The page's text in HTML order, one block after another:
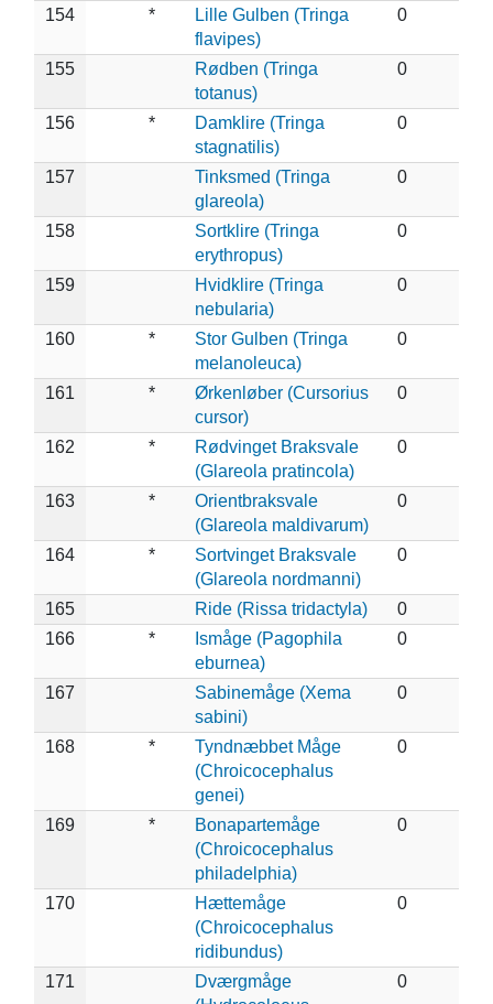
154 *
Lille Gulben (Tringa
flavipes)
0
155
Rødben (Tringa
totanus)
0
156 *
Damklire (Tringa
stagnatilis)
0
157
Tinksmed (Tringa
glareola)
0
158
Sortklire (Tringa
erythropus)
0
159
Hvidklire (Tringa
nebularia)
0
160 *
Stor Gulben (Tringa
melanoleuca)
0
161 *
Ørkenløber (Cursorius
cursor)
0
162 *
Rødvinget Braksvale
(Glareola pratincola)
0
163 *
Orientbraksvale
(Glareola maldivarum)
0
164 *
Sortvinget Braksvale
(Glareola nordmanni)
0
165 Ride (Rissa tridactyla)
0
166
*
Ismåge (Pagophila
eburnea)
0
167
Sabinemåge (Xema
sabini)
0
168 *
Tyndnæbbet Måge
(Chroicocephalus
genei)
0
169 *
Bonapartemåge
(Chroicocephalus
philadelphia)
0
170
Hættemåge
(Chroicocephalus
ridibundus)
0
171
Dværgmåge
0